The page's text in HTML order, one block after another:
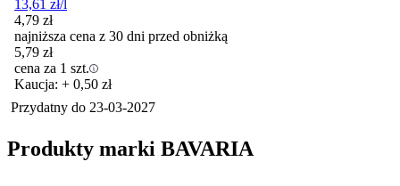
13,61 zł/l
4,79 zł
najniższa cena z 30 dni przed obniżką
5,79 zł
cena za 1 szt.
Kaucja: + 0,50 zł
Przydatny do 23-03-2027
Produkty marki BAVARIA